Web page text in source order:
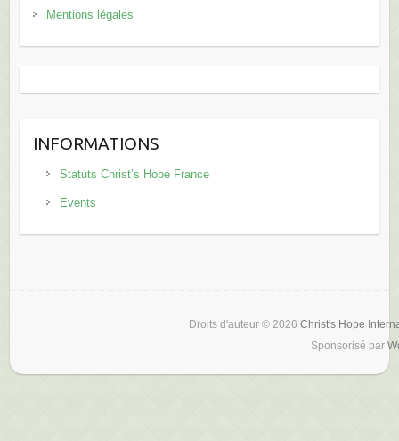
Mentions légales
INFORMATIONS
Statuts Christ’s Hope France
Events
Droits d'auteur © 2026 Christ's Hope
Sponsorisé par